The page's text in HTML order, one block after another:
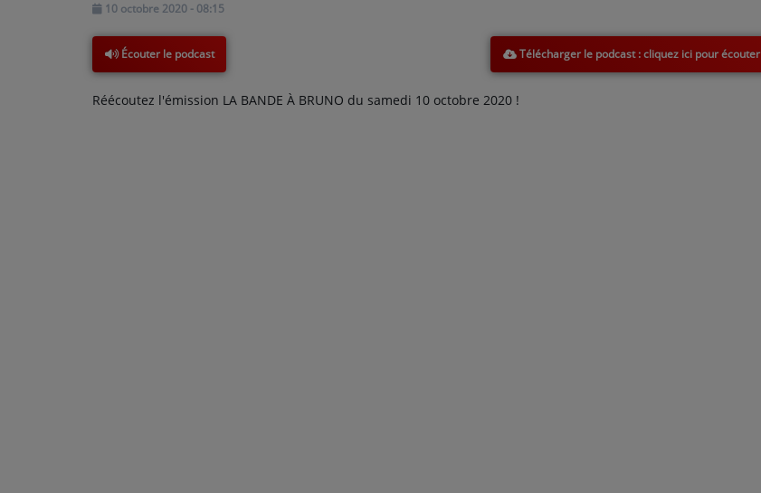
ANNONCEURS & ESPACE PRO
VOTRE PUBLICITÉ SUR PONTACQ RADIO
10 octobre 2020 - 08:15
Écouter le podcast Télécharger le podcast
Réécoutez l'émission LA BANDE À BRUNO du samedi 10 octobre 2020 !
Marion